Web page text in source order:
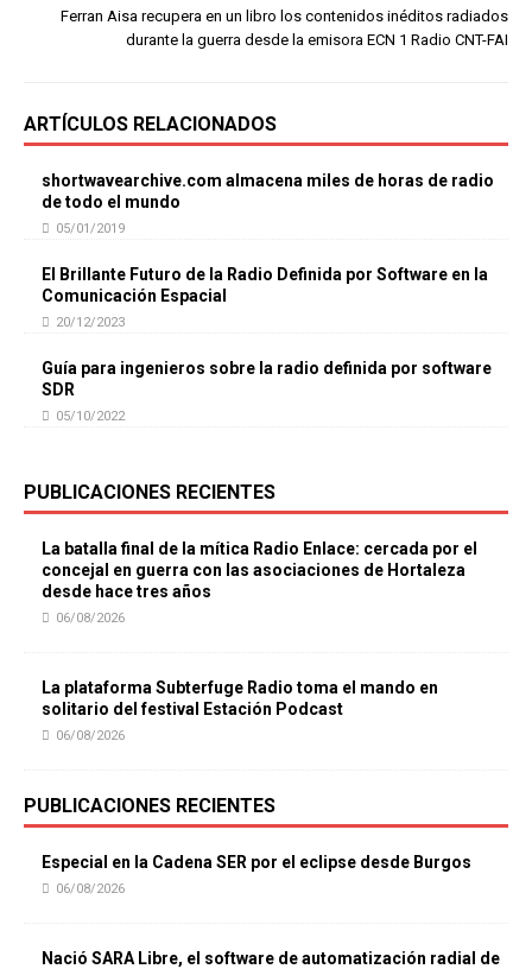
Ferran Aisa recupera en un libro los contenidos inéditos radiados
durante la guerra desde la emisora ECN 1 Radio CNT-FAI
ARTÍCULOS RELACIONADOS
shortwavearchive.com almacena miles de horas de radio
de todo el mundo
05/01/2019
El Brillante Futuro de la Radio Definida por Software en la
Comunicación Espacial
20/12/2023
Guía para ingenieros sobre la radio definida por software
SDR
05/10/2022
PUBLICACIONES RECIENTES
La batalla final de la mítica Radio Enlace: cercada por el
concejal en guerra con las asociaciones de Hortaleza
desde hace tres años
06/08/2026
La plataforma Subterfuge Radio toma el mando en
solitario del festival Estación Podcast
06/08/2026
PUBLICACIONES RECIENTES
Especial en la Cadena SER por el eclipse desde Burgos
06/08/2026
Nació SARA Libre, el software de automatización radial de